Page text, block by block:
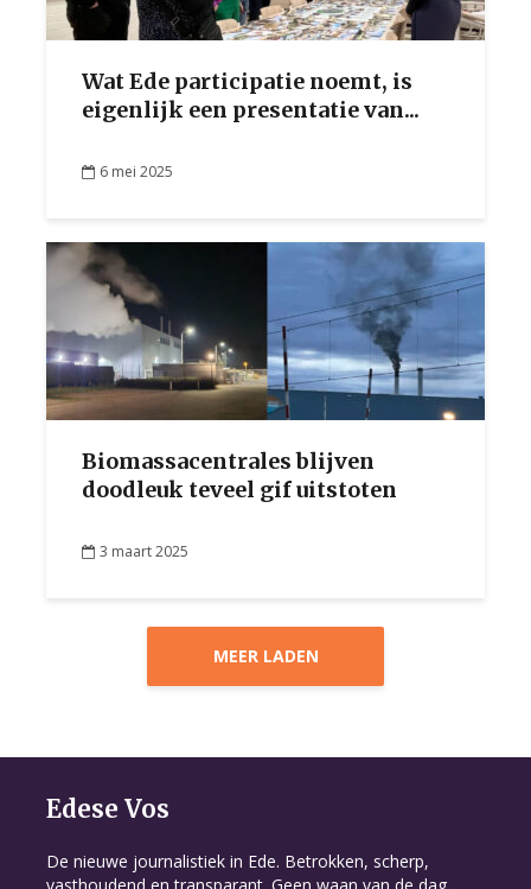
Wat Ede participatie noemt, is
eigenlijk een presentatie van...
6 mei 2025
Biomassacentrales blijven
doodleuk teveel gif uitstoten
3 maart 2025
MEER LADEN
Edese Vos
De nieuwe journalistiek in Ede. Betrokken, scherp,